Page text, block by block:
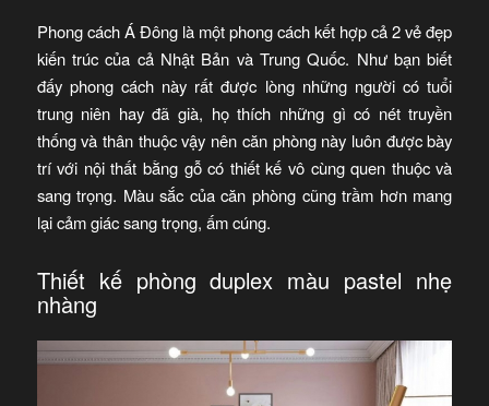
Phong cách Á Đông là một phong cách kết hợp cả 2 vẻ đẹp
kiến trúc của cả Nhật Bản và Trung Quốc. Như bạn biết
đấy phong cách này rất được lòng những người có tuổi
trung niên hay đã già, họ thích những gì có nét truyền
thống và thân thuộc vậy nên căn phòng này luôn được bày
trí với nội thất bằng gỗ có thiết kế vô cùng quen thuộc và
sang trọng. Màu sắc của căn phòng cũng trầm hơn mang
lại cảm giác sang trọng, ấm cúng.
Thiết kế phòng duplex màu pastel nhẹ
nhàng